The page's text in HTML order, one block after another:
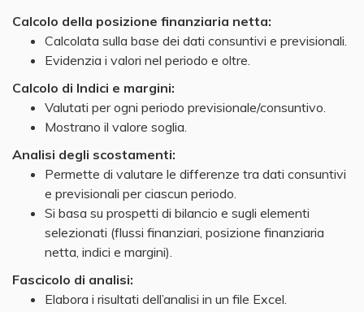
Calcolo della posizione finanziaria netta:
Calcolata sulla base dei dati consuntivi e previsionali.
Evidenzia i valori nel periodo e oltre.
Calcolo di Indici e margini:
Valutati per ogni periodo previsionale/consuntivo.
Mostrano il valore soglia.
Analisi degli scostamenti:
Permette di valutare le differenze tra dati consuntivi
e previsionali per ciascun periodo.
Si basa su prospetti di bilancio e sugli elementi
selezionati (flussi finanziari, posizione finanziaria
netta, indici e margini).
Fascicolo di analisi:
Elabora i risultati dell’analisi in un file Excel.